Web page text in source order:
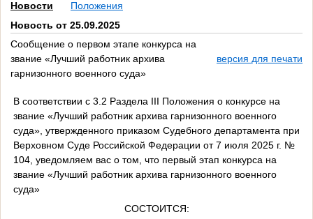
Новости
Положения
Новость от 25.09.2025
Сообщение о первом этапе конкурса на
звание «Лучший работник архива
гарнизонного военного суда»
версия для печати
В соответствии с 3.2 Раздела III Положения о конкурсе на
звание «Лучший работник архива гарнизонного военного
суда», утвержденного приказом Судебного департамента при
Верховном Суде Российской Федерации от 7 июля 2025 г. №
104, уведомляем вас о том, что первый этап конкурса на
звание «Лучший работник архива гарнизонного военного
суда»
СОСТОИТСЯ: